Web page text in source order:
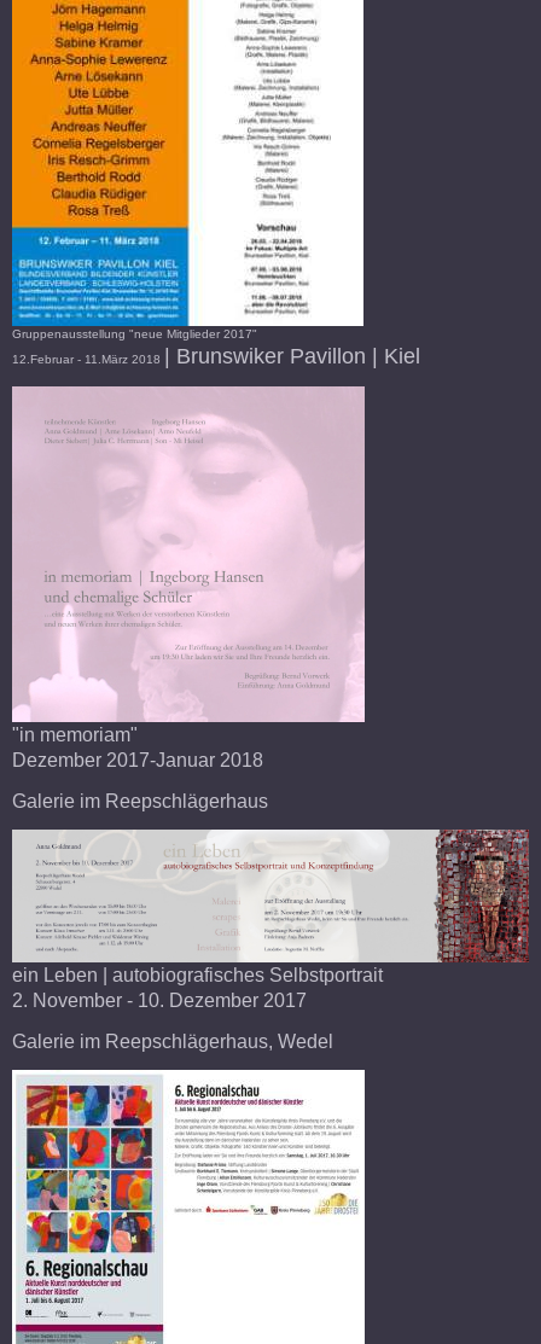
Gruppenausstellung "neue Mitglieder 2017"
12.Februar - 11.März 2018
| Brunswiker Pavillon | Kiel
"in memoriam"
Dezember 2017-Januar 2018
Galerie im Reepschlägerhaus
ein Leben | autobiografisches Selbstportrait
2. November - 10. Dezember 2017
Galerie im Reepschlägerhaus, Wedel